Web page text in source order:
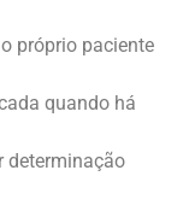
próprio paciente
quando há
determinação